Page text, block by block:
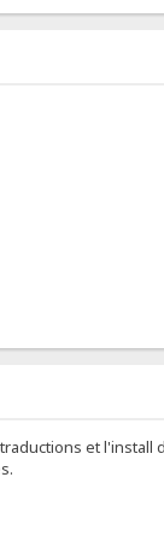
et l'install